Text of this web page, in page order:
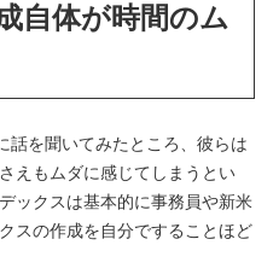
自体が時間のム
話を聞いてみたところ、彼らは
えもムダに感じてしまうとい
ックスは基本的に事務員や新米
スの作成を自分ですることほど